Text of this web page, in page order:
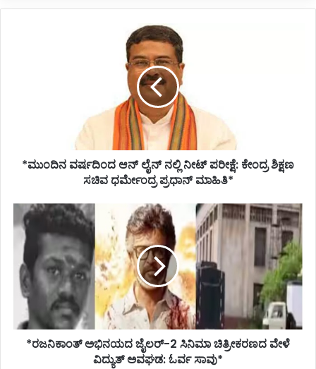
ಸಚಿವ
ಮಾಹಿತಿ*
*ಮುಂದಿನ ವರ್ಷದಿಂದ ಆನ್ ಲೈನ್ ನಲ್ಲಿ ನೀಟ್ ಪರೀಕ್ಷೆ: ಕೇಂದ್ರ ಶಿಕ್ಷಣ
ಸಚಿವ ಧರ್ಮೇಂದ್ರ ಪ್ರಧಾನ್ ಮಾಹಿತಿ*
*ರಜನಿಕಾಂತ್
ಅಭಿನಯದ
ಜೈಲರ್-2
ಸಿನಿಮಾ
ಚಿತ್ರೀಕರಣದ
ವೇಳೆ
ವಿದ್ಯುತ್
ಅವಘಡ:
ಓರ್ವ
ಸಾವು**ರಜನಿಕಾಂತ್ ಅಭಿನಯದ ಜೈಲರ್-2 ಸಿನಿಮಾ ಚಿತ್ರೀಕರಣದ ವೇಳೆ
ವಿದ್ಯುತ್ ಅವಘಡ: ಓರ್ವ ಸಾವು*